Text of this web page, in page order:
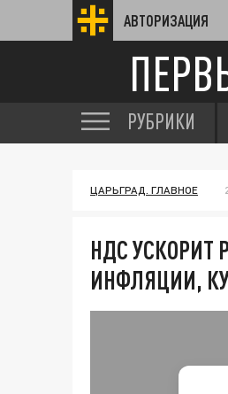
АВТОРИЗАЦИЯ
РУБРИКИ
ЦАРЬГРАД. ГЛАВНОЕ
НДС УСКОРИТ
ИНФЛЯЦИИ,